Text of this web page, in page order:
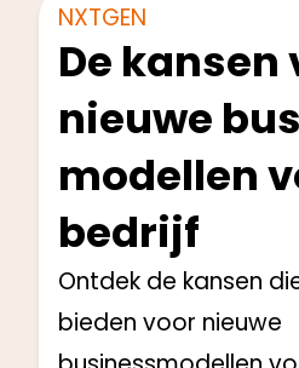
NXTGEN
De kansen
nieuwe
modellen
bedrijf
Ontdek de kansen
bieden voor nieuwe